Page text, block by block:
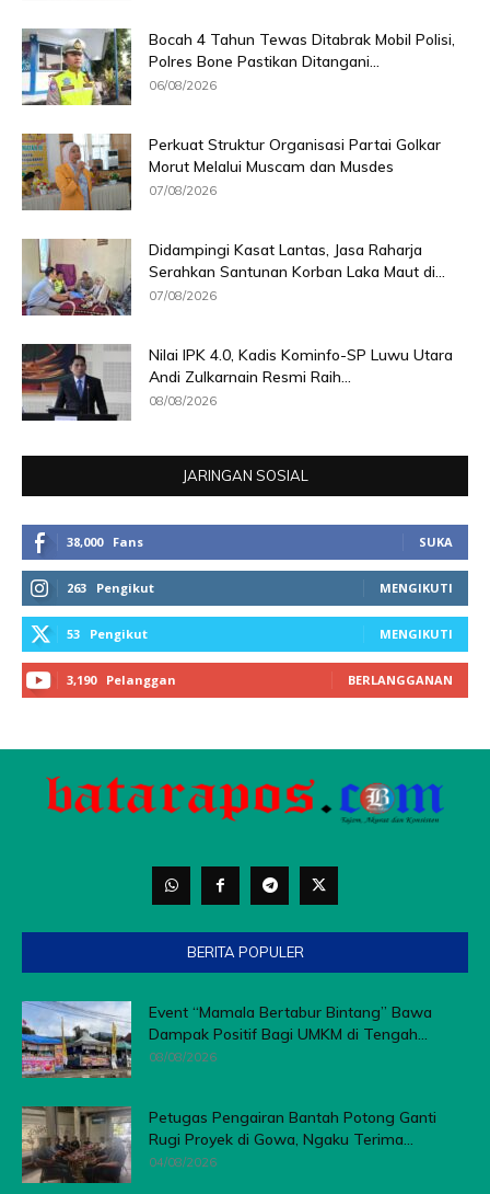
BERITA POPULER
Event “Mamala Bertabur Bintang” Bawa
Dampak Positif Bagi UMKM di Tengah...
08/08/2026
Petugas Pengairan Bantah Potong Ganti
Rugi Proyek di Gowa, Ngaku Terima...
04/08/2026